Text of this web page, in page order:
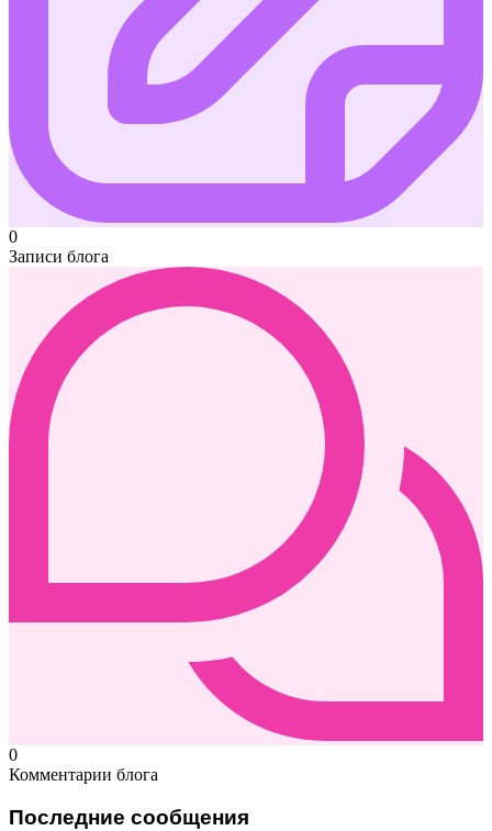
0
Записи блога
0
Комментарии блога
Последние сообщения